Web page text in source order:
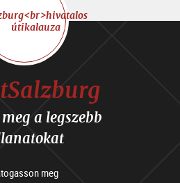
útikalauza
a legszebb
meg